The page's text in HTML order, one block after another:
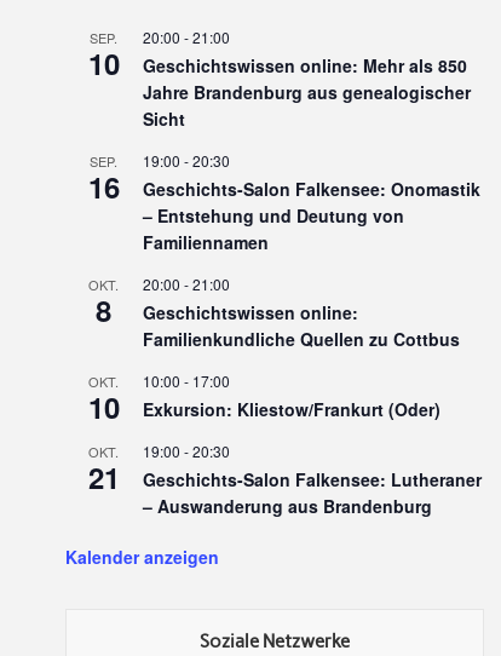
SEP.
10
20:00 -21:00
Geschichtswissen online: Mehr als 850
Jahre Brandenburg aus genealogischer
Sicht
SEP.
16
19:00 -20:30
Geschichts-Salon Falkensee: Onomastik
– Entstehung und Deutung von
Familiennamen
OKT.
8
20:00 -21:00
Geschichtswissen online:
Familienkundliche Quellen zu Cottbus
OKT.
10
10:00 - 17:00
Exkursion: Kliestow/Frankurt (Oder)
OKT.
21
19:00 -20:30
Geschichts-Salon Falkensee: Lutheraner
– Auswanderung aus Brandenburg
Kalender anzeigen
Soziale Netzwerke